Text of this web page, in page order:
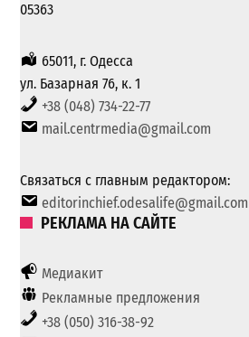
05363
65011, г. Одесса
ул. Базарная 76, к. 1
+38 (048) 734-22-77
mail.centrmedia@gmail.com
Связаться с главным редактором:
editorinchief.odesalife@gmail.com
РЕКЛАМА НА САЙТЕ
Медиакит
Рекламные предложения
+38 (050) 316-38-92